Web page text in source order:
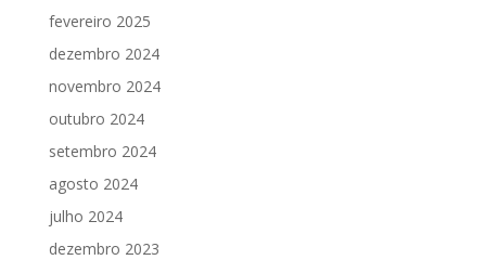
fevereiro 2025
dezembro 2024
novembro 2024
outubro 2024
setembro 2024
agosto 2024
julho 2024
dezembro 2023